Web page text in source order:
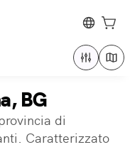
BG
di
Caratterizzato